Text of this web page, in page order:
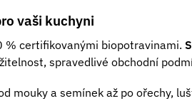
vaši kuchyni
% certifikovanými biopotravinami.
spravedlivé obchodní
mouky a semínek až po ořechy,